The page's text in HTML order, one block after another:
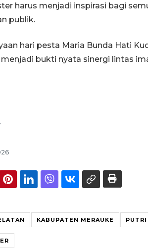
harus menjadi inspirasi bagi
publik.
hari pesta Maria Bunda Hati
bukti nyata sinergi lintas
KABUPATEN MERAUKE